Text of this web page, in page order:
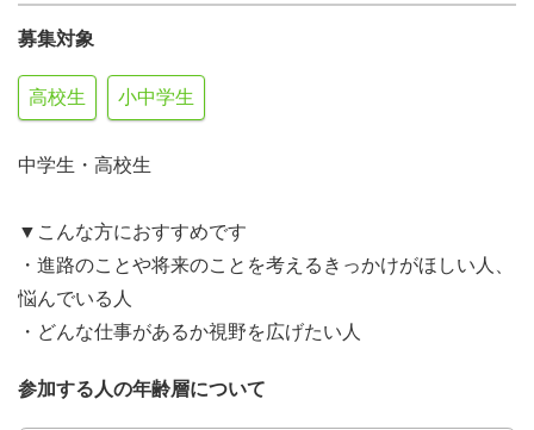
募集対象
高校生 小中学生
中学生・高校生
▼こんな方におすすめです
・進路のことや将来のことを考えるきっかけがほしい人、
悩んでいる人
・どんな仕事があるか視野を広げたい人
参加する人の年齢層について